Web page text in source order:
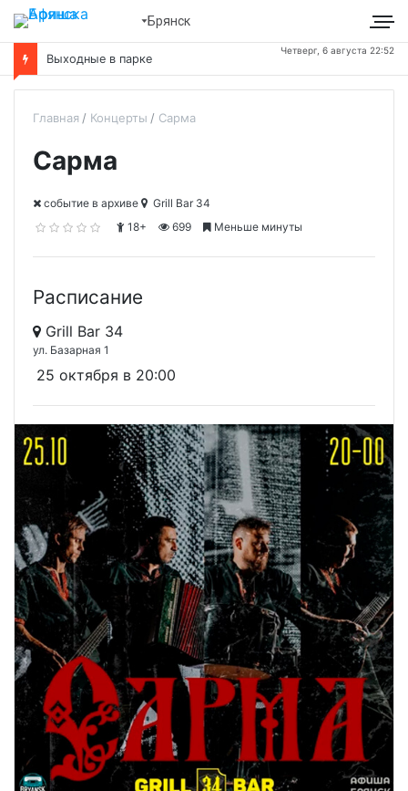
Брянск
Выходные в парке
Четверг, 6 августа 22:52
Главная Концерты Сарма
Сарма
cобытие в архиве
Grill Bar 34
18+
699 Меньше минуты
Расписание
Grill Bar 34
ул. Базарная 1
25 октября в 20:00